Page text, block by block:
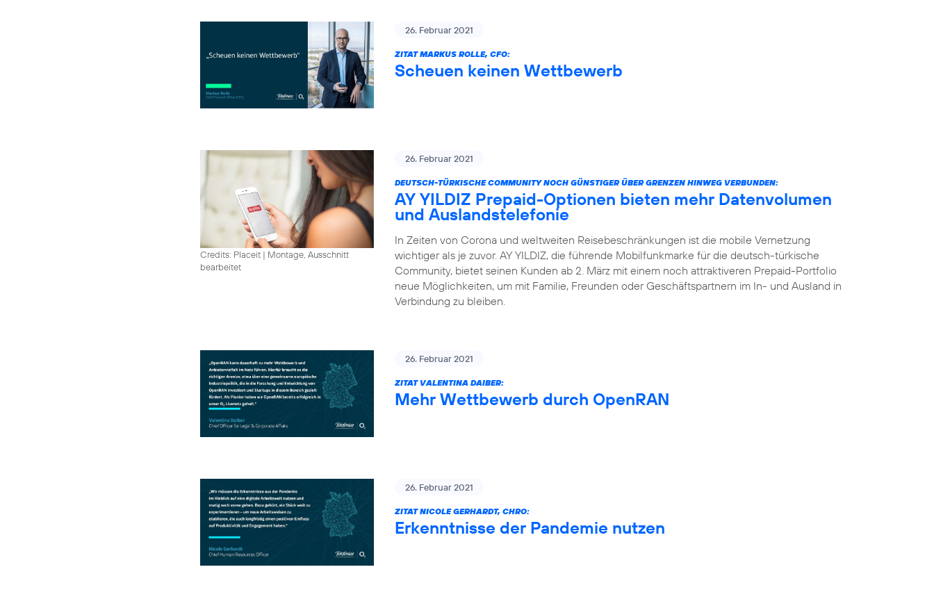
26. Februar 2021
ZITAT MARKUS ROLLE, CFO:
Scheuen keinen Wettbewerb
Credits: Placeit | Montage, Ausschnitt
bearbeitet
26. Februar 2021
DEUTSCH-TÜRKISCHE COMMUNITY NOCH GÜNSTIGER ÜBER GRENZEN HINWEG VERBUNDEN:
AY YILDIZ Prepaid-Optionen bieten mehr Datenvolumen
und Auslandstelefonie
In Zeiten von Corona und weltweiten Reisebeschränkungen ist die mobile Vernetzung
wichtiger als je zuvor. AY YILDIZ, die führende Mobilfunkmarke für die deutsch-türkische
Community, bietet seinen Kunden ab 2. März mit einem noch attraktiveren Prepaid-Portfolio
neue Möglichkeiten, um mit Familie, Freunden oder Geschäftspartnern im In- und Ausland in
Verbindung zu bleiben.
26. Februar 2021
ZITAT VALENTINA DAIBER:
Mehr Wettbewerb durch OpenRAN
26. Februar 2021
ZITAT NICOLE GERHARDT, CHRO:
Erkenntnisse der Pandemie nutzen